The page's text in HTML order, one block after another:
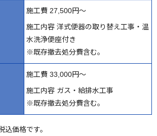
施工費 27,500円～
施工内容 洋式便器の取り替え工事・温
水洗浄便座付き
※既存撤去処分費含む。
施工費 33,000円～
施工内容 ガス・給排水工事
※既存撤去処分費含む。
価格です。